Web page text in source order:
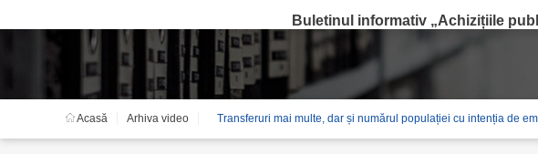
Buletinul informativ „Achizițiile
Acasă Arhiva video Transferuri mai multe, dar și numărul populației cu intenția de